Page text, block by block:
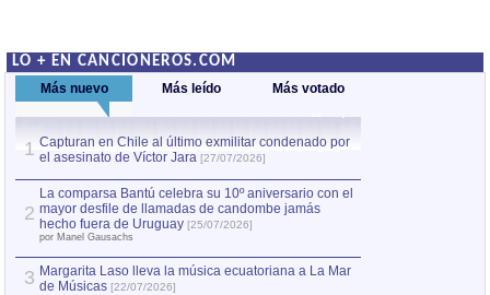
LO + EN CANCIONEROS.COM
Más nuevo Más leído Más votado
1 Capturan en Chile al último exmilitar condenado por
el asesinato de Víctor Jara [27/07/2026]
2
La comparsa Bantú celebra su 10º aniversario con el
mayor desfile de llamadas de candombe jamás
hecho fuera de Uruguay [25/07/2026]
por Manel Gausachs
3 Margarita Laso lleva la música ecuatoriana a La Mar
de Músicas [22/07/2026]